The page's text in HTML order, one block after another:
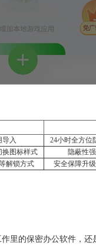
入
24小时全方位
换图标样式
隐蔽性
解锁方式 安全保障升
里的保密办公软件，还